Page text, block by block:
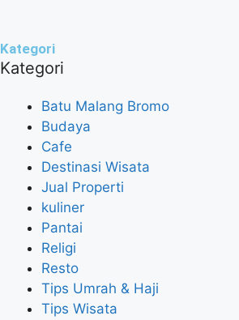
Kategori
Kategori
Batu Malang Bromo
Budaya
Cafe
Destinasi Wisata
Jual Properti
kuliner
Pantai
Religi
Resto
Tips Umrah & Haji
Tips Wisata